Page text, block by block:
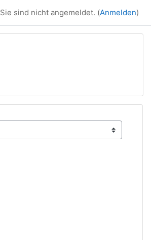
Sie sind nicht angemeldet. (Anmelden)